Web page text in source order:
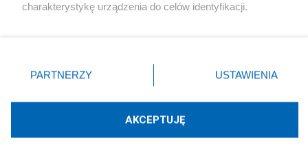
Technologię dostarcza:W3media.pl
charakterystykę urządzenia do celów identyfikacji.
zmienić/wycofać klikając przycisk ustawień prywatności
znajdujący się w lewym dolnym rogu strony
rodzaje przetwarzania danych nie wymagają zgody
użytkownika, ale masz prawo sprzeciwić się takiemu
przetwarzaniu. Preferencje będą miały zastosowania tylko
PARTNERZY USTAWIENIA
AKCEPTUJĘ